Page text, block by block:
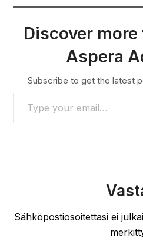
Discover
Aspera
Subscribe to get the latest
TYPE YOUR EMAIL…
Sähköpostiosoitettasi ei